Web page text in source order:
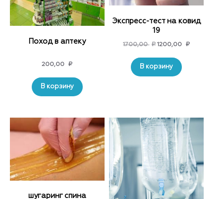
Поход в аптеку
200,00 ₽
В корзину
Экспресс-тест на ковид
19
1700,00 ₽ Original
was:
1700,00 ₽.
1200,00 ₽Current
В корзину
шугаринг спина